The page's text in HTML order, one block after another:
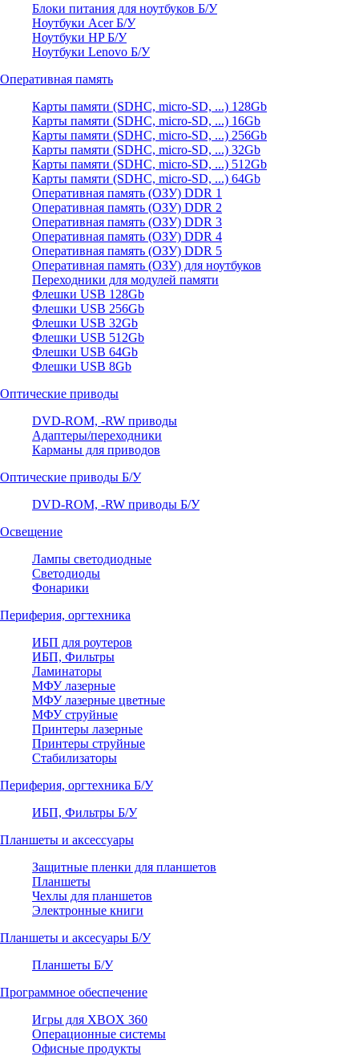
Блоки питания для ноутбуков Б/У
Ноутбуки Acer Б/У
Ноутбуки HP Б/У
Ноутбуки Lenovo Б/У
Оперативная память
Карты памяти (SDHC, micro-SD, ...) 128Gb
Карты памяти (SDHC, micro-SD, ...) 16Gb
Карты памяти (SDHC, micro-SD, ...) 256Gb
Карты памяти (SDHC, micro-SD, ...) 32Gb
Карты памяти (SDHC, micro-SD, ...) 512Gb
Карты памяти (SDHC, micro-SD, ...) 64Gb
Оперативная память (ОЗУ) DDR 1
Оперативная память (ОЗУ) DDR 2
Оперативная память (ОЗУ) DDR 3
Оперативная память (ОЗУ) DDR 4
Оперативная память (ОЗУ) DDR 5
Оперативная память (ОЗУ) для ноутбуков
Переходники для модулей памяти
Флешки USB 128Gb
Флешки USB 256Gb
Флешки USB 32Gb
Флешки USB 512Gb
Флешки USB 64Gb
Флешки USB 8Gb
Оптические приводы
DVD-ROM, -RW приводы
Адаптеры/переходники
Карманы для приводов
Оптические приводы Б/У
DVD-ROM, -RW приводы Б/У
Освещение
Лампы светодиодные
Светодиоды
Фонарики
Периферия, оргтехника
ИБП для роутеров
ИБП, Фильтры
Ламинаторы
МФУ лазерные
МФУ лазерные цветные
МФУ струйные
Принтеры лазерные
Принтеры струйные
Стабилизаторы
Периферия, оргтехника Б/У
ИБП, Фильтры Б/У
Планшеты и аксессуары
Защитные пленки для планшетов
Планшеты
Чехлы для планшетов
Электронные книги
Планшеты и аксесуары Б/У
Планшеты Б/У
Программное обеспечение
Игры для XBOX 360
Операционные системы
Офисные продукты